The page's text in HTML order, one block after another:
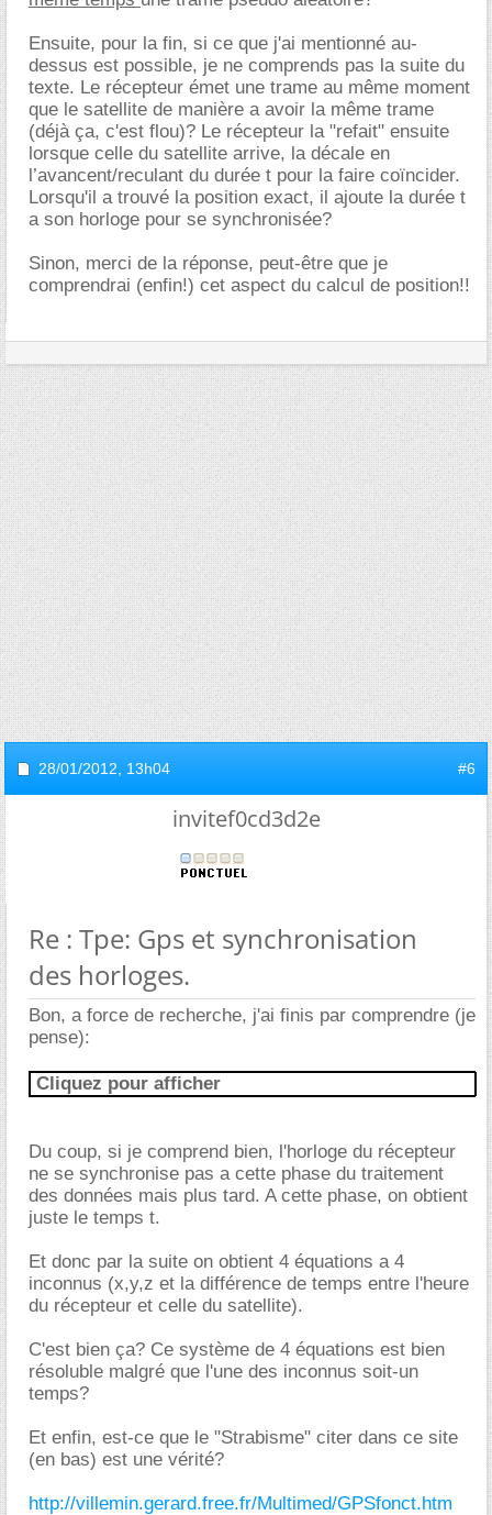
Ensuite, pour la fin, si ce que j'ai mentionné au-
dessus est possible, je ne comprends pas la suite du
texte. Le récepteur émet une trame au même moment
que le satellite de manière a avoir la même trame
(déjà ça, c'est flou)? Le récepteur la "refait" ensuite
lorsque celle du satellite arrive, la décale en
l’avancent/reculant du durée t pour la faire coïncider.
Lorsqu'il a trouvé la position exact, il ajoute la durée t
a son horloge pour se synchronisée?
Sinon, merci de la réponse, peut-être que je
comprendrai (enfin!) cet aspect du calcul de position!!
28/01/2012, 13h04 #6
invitef0cd3d2e
Re : Tpe: Gps et synchronisation
des horloges.
Bon, a force de recherche, j'ai finis par comprendre (je
pense):
Cliquez pour afficher
Du coup, si je comprend bien, l'horloge du récepteur
ne se synchronise pas a cette phase du traitement
des données mais plus tard. A cette phase, on obtient
juste le temps t.
Et donc par la suite on obtient 4 équations a 4
inconnus (x,y,z et la différence de temps entre l'heure
du récepteur et celle du satellite).
C'est bien ça? Ce système de 4 équations est bien
résoluble malgré que l'une des inconnus soit-un
temps?
Et enfin, est-ce que le "Strabisme" citer dans ce site
(en bas) est une vérité?
http://villemin.gerard.free.fr/Multimed/GPSfonct.htm